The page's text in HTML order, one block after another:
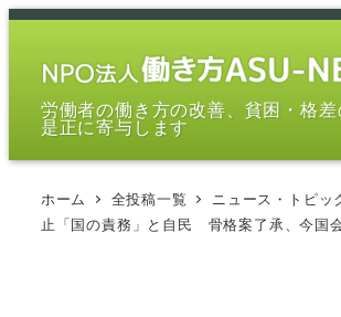
メ
労働者の働き方の改善、貧困・格
是正に寄与します
ホーム 全投稿一覧 ニュース・トピッ
止「国の責務」と自民 骨格案了承、今国